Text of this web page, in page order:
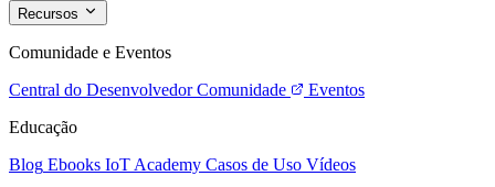
Recursos
Comunidade e Eventos
Central do Desenvolvedor Comunidade
Eventos
Educação
Blog Ebooks IoT Academy Casos de Uso Vídeos